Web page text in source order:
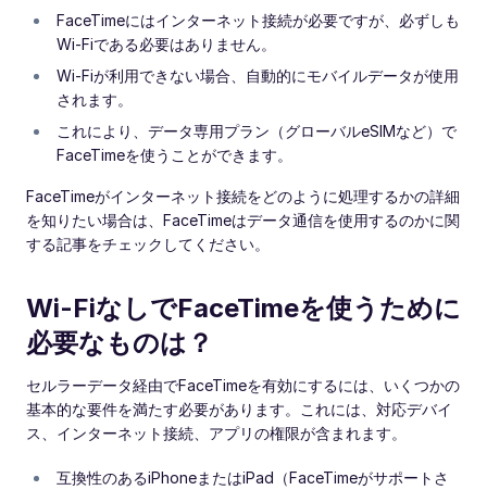
FaceTimeにはインターネット接続が必要ですが、必ずしも
Wi-Fiである必要はありません。
Wi-Fiが利用できない場合、自動的にモバイルデータが使用
されます。
これにより、データ専用プラン（グローバルeSIMなど）で
FaceTimeを使うことができます。
FaceTimeがインターネット接続をどのように処理するかの詳細
を知りたい場合は、FaceTimeはデータ通信を使用するのかに関
する記事をチェックしてください。
Wi-FiなしでFaceTimeを使うために
必要なものは？
セルラーデータ経由でFaceTimeを有効にするには、いくつかの
基本的な要件を満たす必要があります。これには、対応デバイ
ス、インターネット接続、アプリの権限が含まれます。
互換性のあるiPhoneまたはiPad（FaceTimeがサポートさ